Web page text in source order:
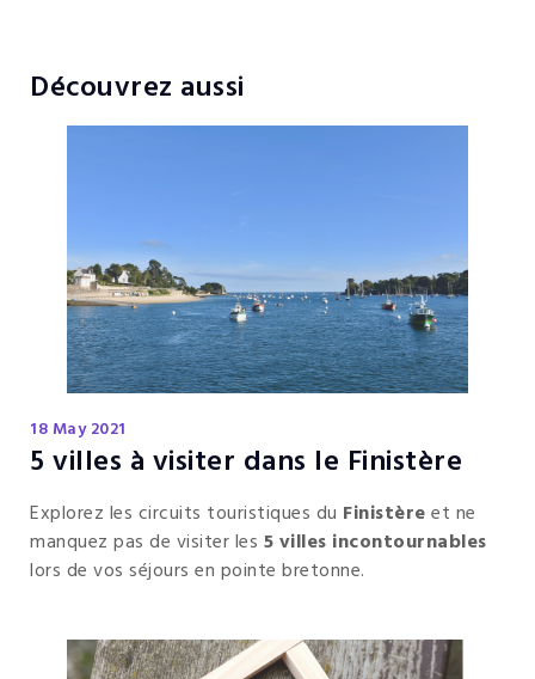
Découvrez aussi
18 May 2021
5 villes à visiter dans le Finistère
Explorez les circuits touristiques du Finistèreet ne
manquez pas de visiter les 5 villes incontournables
lors de vos séjours en pointe bretonne.